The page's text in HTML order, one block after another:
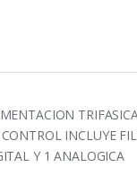
INCLUYE
Y 1 ANALOGICA